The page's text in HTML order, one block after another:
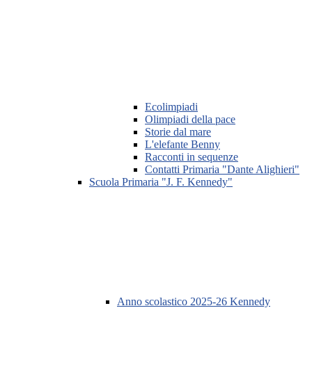
Ecolimpiadi
Olimpiadi della pace
Storie dal mare
L'elefante Benny
Racconti in sequenze
Contatti Primaria "Dante Alighieri"
Scuola Primaria "J. F. Kennedy"
Anno scolastico 2025-26 Kennedy